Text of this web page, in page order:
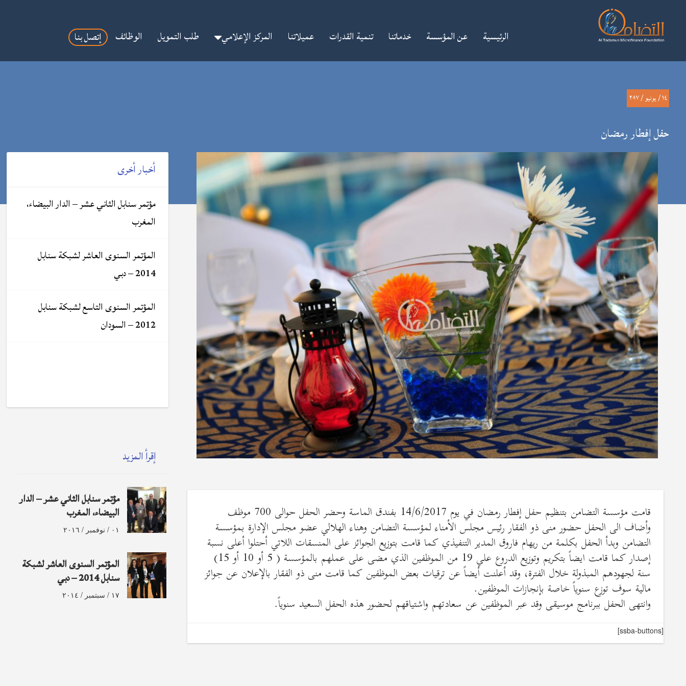
الرئيسية عن المؤسسة خدماتنا تنمية القدرات عميلاتنا المركز الإعلامي طلب التمويل الوظائف إتصل بنا
آخر أخبارنا
١٤ / يونيو / ٢٠١٧
حفل إفطار رمضان
أخبار أخرى
مؤتمر سنابل الثاني عشر – الدار البيضاء،
المغرب
المؤتمر السنوى العاشر لشبكة سنابل
2014 – دبي
المؤتمر السنوى التاسع لشبكة سنابل
2012 – السودان
قامت مؤسسة التضامن بتنظيم حفل إفطار رمضان في يوم 14/6/2017 بفندق الماسة وحضر الحفل حوالى 700 موظف
وأضاف الى الحفل حضور منى ذو الفقار رئيس مجلس الأمناء لمؤسسة التضامن وهناء الهلالي عضو مجلس الإدارة بمؤسسة
التضامن وبدأ الحفل بكلمة من ريهام فاروق المدير التنفيذي كما قامت بتوزيع الجوائز على المنسقات اللاتي أحتلوا أعلى نسبة
إصدار كما قامت ايضاً بتكريم وتوزيع الدروع علي 19 من الموظفين الذي مضى على عملهم بالمؤسسة ( 5 أو 10 أو 15)
سنة لجهودهم المبذولة خلال الفترة، وقد أعلنت أيضاً عن ترقيات بعض الموظفين كما قامت منى ذو الفقار بالإعلان عن جوائز
مالية سوف توزع سنوياً خاصة بإنجازات الموظفين.
وانتهى الحفل ببرنامج موسيقى وقد عبر الموظفين عن سعادتهم واشتياقهم لحضور هذه الحفل السعيد سنوياً.
[ssba-buttons]
إقرأ المزيد
مؤتمر سنابل الثاني عشر – الدار
البيضاء، المغرب
٠١ / نوفمبر / ٢٠١٦
المؤتمر السنوى العاشر لشبكة
سنابل 2014 – دبي
١٧ / سبتمبر / ٢٠١٤